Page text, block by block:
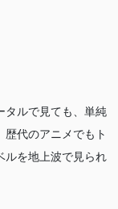
何故そうはならな
。ステージの上だ
もキラキラでステー
作品もまたアイにア
タルで見ても、単純
代のアニメでもト
ルを地上波で見られ